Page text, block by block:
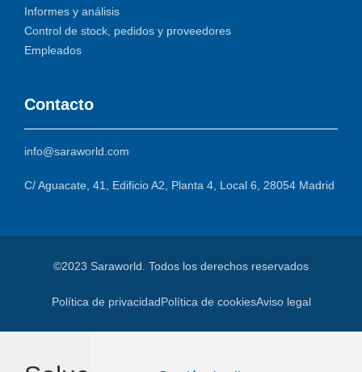
Informes y análisis
Control de stock, pedidos y proveedores
Empleados
Contacto
info@saraworld.com
C/ Aguacate, 41, Edificio A2, Planta 4, Local 6, 28054 Madrid
©2023 Saraworld. Todos los derechos reservados
Política de privacidadPolítica de cookiesAviso legal